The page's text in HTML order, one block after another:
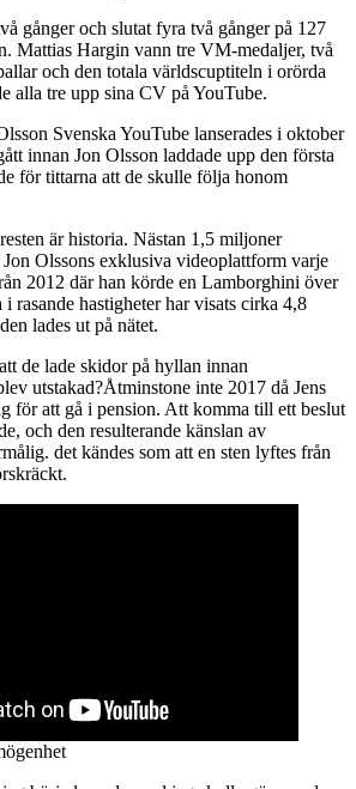
gånger och slutat fyra två gånger på 127
Mattias Hargin vann tre VM-medaljer, två
och den totala världscuptiteln i orörda
alla tre upp sina CV på YouTube.
Svenska YouTube lanserades i oktober
innan Jon Olsson laddade upp den första
för tittarna att de skulle följa honom
är historia. Nästan 1,5 miljoner
Olssons exklusiva videoplattform varje
2012 där han körde en Lamborghini över
rasande hastigheter har visats cirka 4,8
lades ut på nätet.
de lade skidor på hyllan innan
utstakad?Åtminstone inte 2017 då Jens
för att gå i pension. Att komma till ett beslut
och den resulterande känslan av
det kändes som att en sten lyftes från